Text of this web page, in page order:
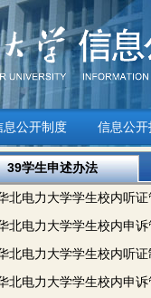
息公开制度 信息公开
39学生申述办法
北电力大学学生校内听
北电力大学学生校内申
北电力大学学生校内听
北电力大学学生校内申